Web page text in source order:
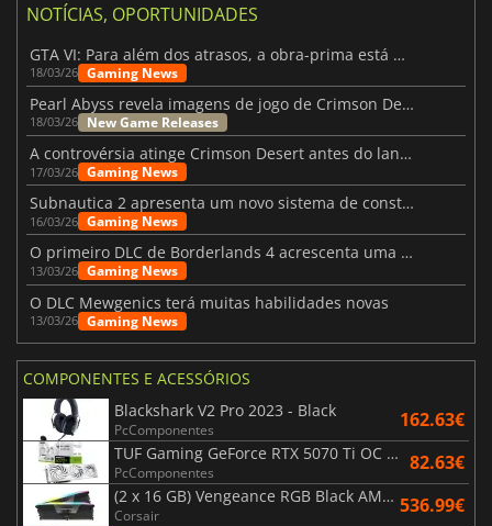
NOTÍCIAS, OPORTUNIDADES
GTA VI: Para além dos atrasos, a obra-prima está quase a chegar
18/03/26 Gaming News
Pearl Abyss revela imagens de jogo de Crimson Desert para a PS5
18/03/26 New Game Releases
A controvérsia atinge Crimson Desert antes do lançamento
17/03/26 Gaming News
Subnautica 2 apresenta um novo sistema de construção de bases
16/03/26 Gaming News
O primeiro DLC de Borderlands 4 acrescenta uma nova personagem e muito mais
13/03/26 Gaming News
O DLC Mewgenics terá muitas habilidades novas
13/03/26 Gaming News
COMPONENTES E ACESSÓRIOS
Blackshark V2 Pro 2023 - Black
PcComponentes 162.63€
TUF Gaming GeForce RTX 5070 Ti OC White Edition 16GB
PcComponentes 82.63€
(2 x 16 GB) Vengeance RGB Black AMD Expo 6000 MHz - CAS 30
Corsair 536.99€